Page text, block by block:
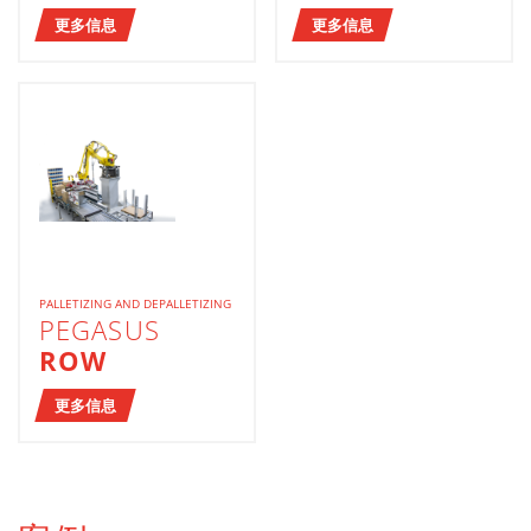
更多信息 更多信息
PALLETIZING AND DEPALLETIZING
PEGASUS
ROW
更多信息